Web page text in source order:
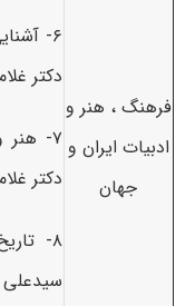
فرهنگ ، هنر و
ادبیات ایران و
جهان
دکتر
دکتر